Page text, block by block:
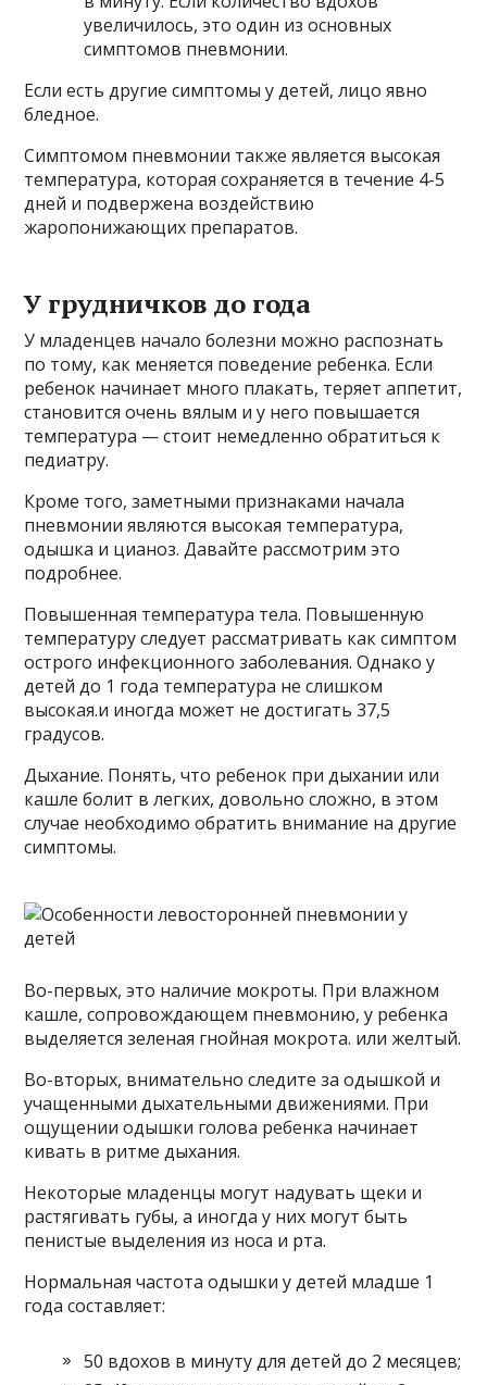
увеличилось, это один из основных
симптомов пневмонии.
Если есть другие симптомы у детей, лицо явно
бледное.
Симптомом пневмонии также является высокая
температура, которая сохраняется в течение 4-5
дней и подвержена воздействию
жаропонижающих препаратов.
У грудничков до года
У младенцев начало болезни можно распознать
по тому, как меняется поведение ребенка. Если
ребенок начинает много плакать, теряет аппетит,
становится очень вялым и у него повышается
температура — стоит немедленно обратиться к
педиатру.
Кроме того, заметными признаками начала
пневмонии являются высокая температура,
одышка и цианоз. Давайте рассмотрим это
подробнее.
Повышенная температура тела. Повышенную
температуру следует рассматривать как симптом
острого инфекционного заболевания. Однако у
детей до 1 года температура не слишком
высокая.и иногда может не достигать 37,5
градусов.
Дыхание. Понять, что ребенок при дыхании или
кашле болит в легких, довольно сложно, в этом
случае необходимо обратить внимание на другие
симптомы.
Во-первых, это наличие мокроты. При влажном
кашле, сопровождающем пневмонию, у ребенка
выделяется зеленая гнойная мокрота. или желтый.
Во-вторых, внимательно следите за одышкой и
учащенными дыхательными движениями. При
ощущении одышки голова ребенка начинает
кивать в ритме дыхания.
Некоторые младенцы могут надувать щеки и
растягивать губы, а иногда у них могут быть
пенистые выделения из носа и рта.
Нормальная частота одышки у детей младше 1
года составляет:
50 вдохов в минуту для детей до 2 месяцев;